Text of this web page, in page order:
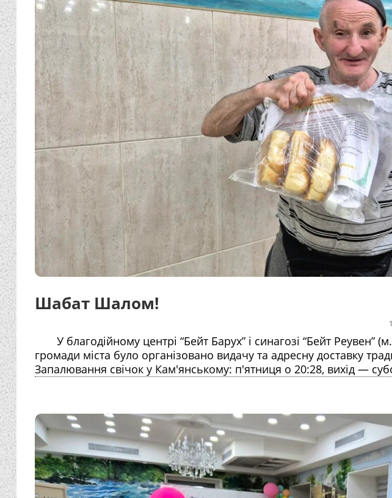
Шабат Шалом!
У благодійному центрі “Бейт Барух” і синагозі “Бейт Реувен”
громади міста було організовано видачу та адресну доставку
Запалювання свічок у Кам'янському: п'ятниця о 20:28, вихід —